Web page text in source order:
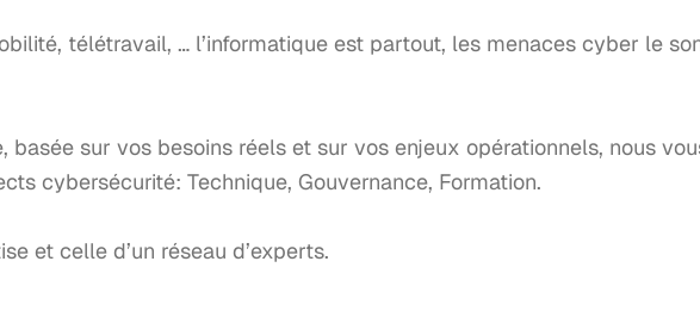
télétravail, … l’informatique est partout, les menaces cyber le
basée sur vos besoins réels et sur vos enjeux opérationnels, nous
cybersécurité: Technique, Gouvernance, Formation.
et celle d’un réseau d’experts.